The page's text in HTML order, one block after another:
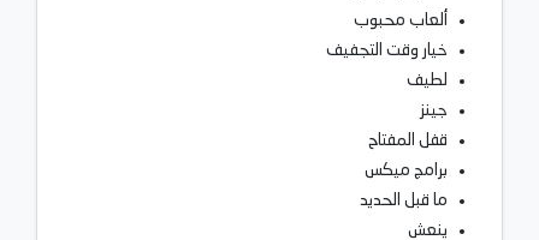
ألعاب محبوب
خيار وقت التجفيف
لطيف
جينز
قفل المفتاح
برامج ميكس
ما قبل الحديد
ينعش